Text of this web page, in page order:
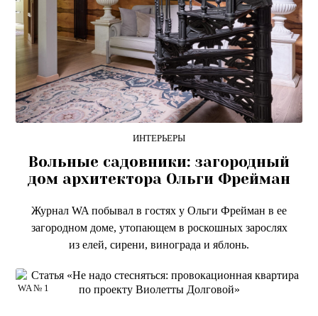
ИНТЕРЬЕРЫ
Вольные садовники: загородный
дом архитектора Ольги Фрейман
Журнал WA побывал в гостях у Ольги Фрейман в ее
загородном доме, утопающем в роскошных зарослях
из елей, сирени, винограда и яблонь.
WA № 1